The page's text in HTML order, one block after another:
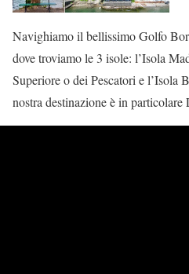
Navighiamo il bellissimo Golfo
dove troviamo le 3 isole: l’Isola
Superiore o dei Pescatori e l’Isola
nostra destinazione è in particolare